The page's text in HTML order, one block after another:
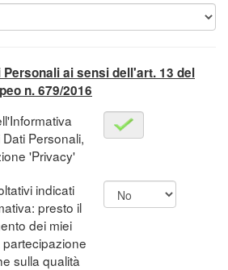
Personali ai sensi dell'art. 13 del
n. 679/2016
Personali,
'Privacy'
indicati
presto il
dei miei
sulla qualità